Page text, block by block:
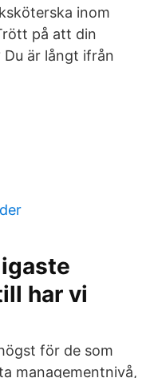
inom
på att din
är långt ifrån
har vi
för de som
managementnivå,